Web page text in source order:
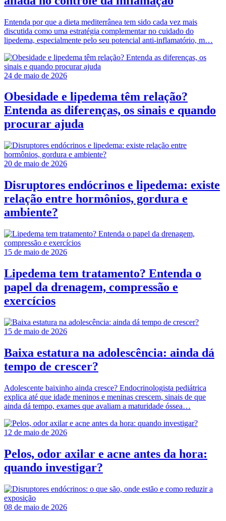
Entenda por que a dieta mediterrânea tem sido cada vez mais
discutida como uma estratégia complementar no cuidado do
lipedema, especialmente pelo seu potencial anti-inflamatório, m…
24 de maio de 2026
Obesidade e lipedema têm relação?
Entenda as diferenças, os sinais e quando
procurar ajuda
20 de maio de 2026
Disruptores endócrinos e lipedema: existe
relação entre hormônios, gordura e
ambiente?
15 de maio de 2026
Lipedema tem tratamento? Entenda o
papel da drenagem, compressão e
exercícios
15 de maio de 2026
Baixa estatura na adolescência: ainda dá
tempo de crescer?
Adolescente baixinho ainda cresce? Endocrinologista pediátrica
explica até que idade meninos e meninas crescem, sinais de que
ainda dá tempo, exames que avaliam a maturidade óssea…
12 de maio de 2026
Pelos, odor axilar e acne antes da hora:
quando investigar?
08 de maio de 2026